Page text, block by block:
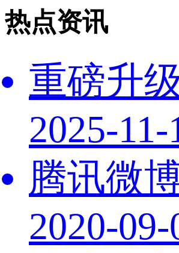
热点资讯
重磅升
2025-11-
腾讯微
2020-09-